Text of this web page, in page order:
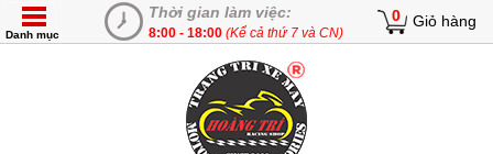
Thời gian làm việc:
8:00 - 18:00 (Kể cả thứ 7 và CN)
0 Giỏ hàng
Danh mục